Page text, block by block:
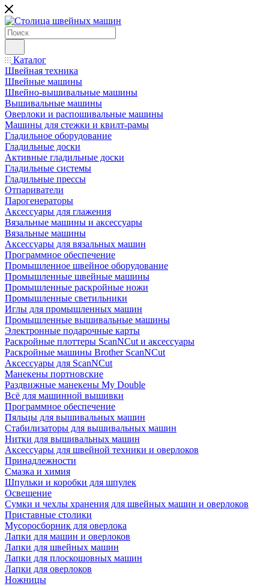
Каталог
Швейная техника
Швейные машины
Швейно-вышивальные машины
Вышивальные машины
Оверлоки и распошивальные машины
Машины для стежки и квилт-рамы
Гладильное оборудование
Гладильные доски
Активные гладильные доски
Гладильные системы
Гладильные прессы
Отпариватели
Парогенераторы
Аксессуары для глажения
Вязальные машины и аксессуары
Вязальные машины
Аксессуары для вязальных машин
Программное обеспечение
Промышленное швейное оборудование
Промышленные швейные машины
Промышленные раскройные ножи
Промышленные светильники
Иглы для промышленных машин
Промышленные вышивальные машины
Электронные подарочные карты
Раскройные плоттеры ScanNCut и аксессуары
Раскройные машины Brother ScanNCut
Аксессуары для ScanNCut
Манекены портновские
Раздвижные манекены My Double
Всё для машинной вышивки
Программное обеспечение
Пяльцы для вышивальных машин
Стабилизаторы для вышивальных машин
Нитки для вышивальных машин
Аксессуары для швейной техники и оверлоков
Принадлежности
Смазка и химия
Шпульки и коробки для шпулек
Освещение
Сумки и чехлы хранения для швейных машин и оверлоков
Приставные столики
Мусоросборник для оверлока
Лапки для машин и оверлоков
Лапки для швейных машин
Лапки для плоскошовных машин
Лапки для оверлоков
Ножницы